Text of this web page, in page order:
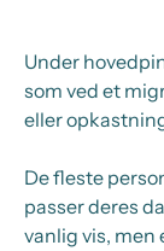
Under
som ved et
eller
De fleste
passer deres
vanlig vis, men